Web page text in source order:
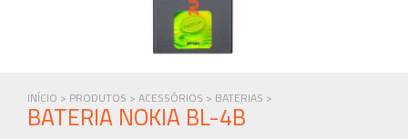
INÍCIO > PRODUTOS >ACESSÓRIOS > BATERIAS >
BATERIA NOKIA BL-4B